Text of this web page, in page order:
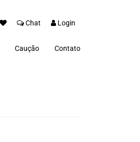
Chat Login
Caução Contato